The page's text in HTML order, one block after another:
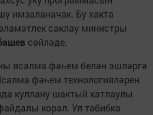
имзаланачак. Бу хакта
саклау министры
сөйләде.
ясалма фәһем белән эшләргә
фәһем технологияләрен
куллану шактый катлаулы
корал. Ул табибка